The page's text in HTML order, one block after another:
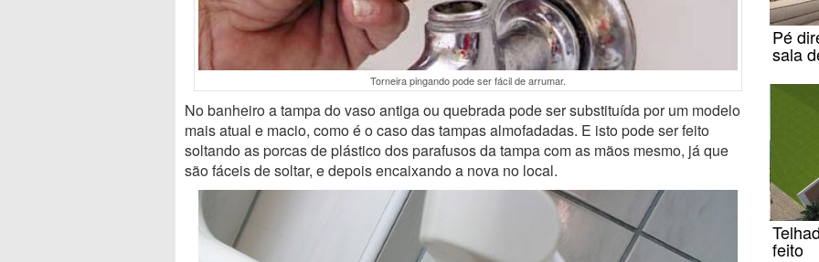
Torneira pingando pode ser fácil de arrumar.
No banheiro a tampa do vaso antiga ou quebrada pode ser substituída por um modelo
mais atual e macio, como é o caso das tampas almofadadas. E isto pode ser feito
soltando as porcas de plástico dos parafusos da tampa com as mãos mesmo, já que
são fáceis de soltar, e depois encaixando a nova no local.
Pé
sala
feito